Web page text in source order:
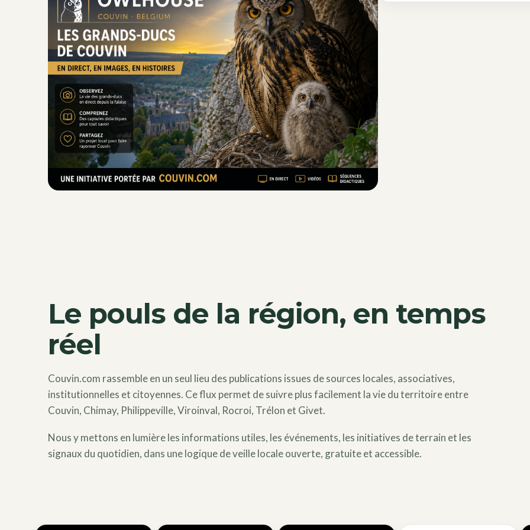
Le pouls de la région, en temps
réel
Couvin.com rassemble en un seul lieu des publications issues de sources locales, associatives,
institutionnelles et citoyennes. Ce flux permet de suivre plus facilement la vie du territoire entre
Couvin, Chimay, Philippeville, Viroinval, Rocroi, Trélon et Givet.
Nous y mettons en lumière les informations utiles, les événements, les initiatives de terrain et les
signaux du quotidien, dans une logique de veille locale ouverte, gratuite et accessible.